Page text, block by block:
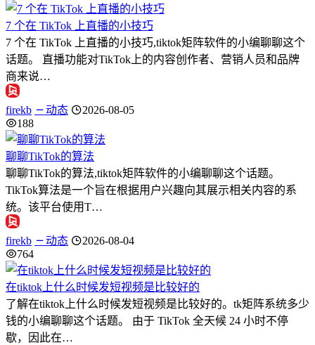
7 个在 TikTok 上直播的小技巧
7 个在 TikTok 上直播的小技巧,tiktok矩阵软件的小编聊聊这个
话题。 直播功能对TikTok上的内容创作者、营销人员和品牌
商来说…
firekb 动态
2026-08-05
188
聊聊TikTok的算法
聊聊TikTok的算法,tiktok矩阵软件的小编聊聊这个话题。
TikTok算法是一个旨在根据用户兴趣向其展示相关内容的系
统。该平台使用T…
firekb 动态
2026-08-04
764
在tiktok上什么时候发短视频是比较好的
了解在tiktok上什么时候发短视频是比较好的。tk矩阵系统多少
钱的小编聊聊这个话题。 由于 TikTok 全天候 24 小时不停
歇，因此在…